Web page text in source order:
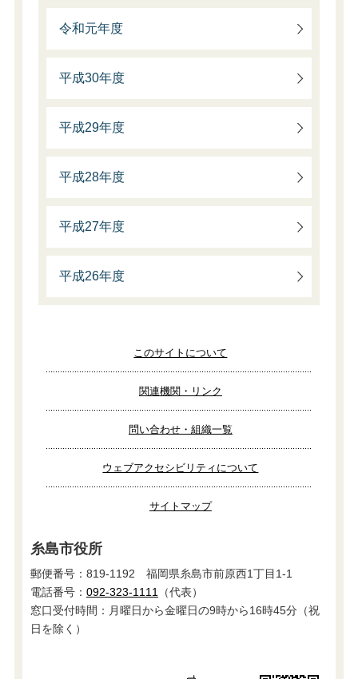
令和元年度
平成30年度
平成29年度
平成28年度
平成27年度
平成26年度
このサイトについて
関連機関・リンク
問い合わせ・組織一覧
ウェブアクセシビリティについて
サイトマップ
糸島市役所
郵便番号：819-1192 福岡県糸島市前原西1丁目1-1
電話番号： 092-323-1111
（代表）
窓口受付時間：月曜日から金曜日の9時から16時45分（祝
日を除く）